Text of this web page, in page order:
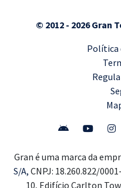
© 2012 - 2026 Gran
Política
Gran é uma marca da
S/A, CNPJ: 18.260.822/
10, Edifício Carlton